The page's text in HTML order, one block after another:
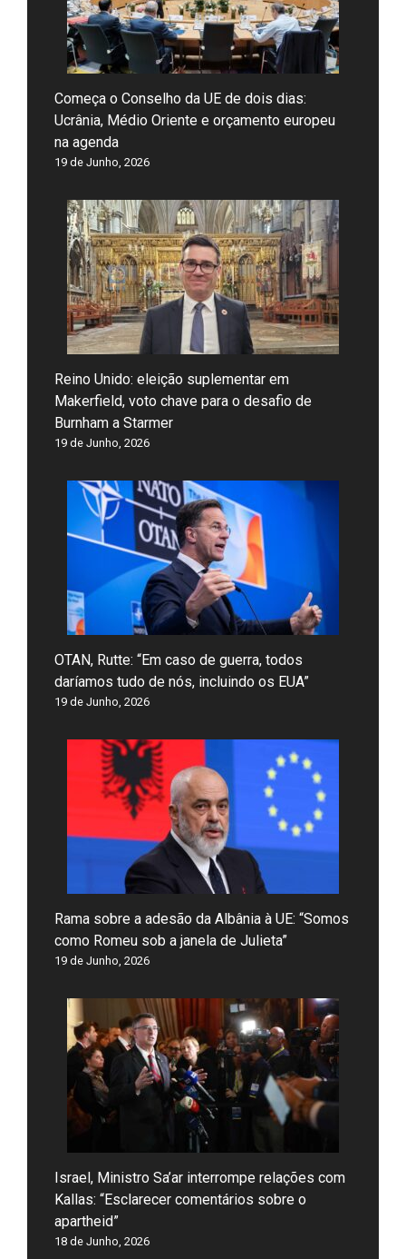
Começa o Conselho da UE de dois dias:
Ucrânia, Médio Oriente e orçamento europeu
na agenda
19 de Junho, 2026
Reino Unido: eleição suplementar em
Makerfield, voto chave para o desafio de
Burnham a Starmer
19 de Junho, 2026
OTAN, Rutte: “Em caso de guerra, todos
daríamos tudo de nós, incluindo os EUA”
19 de Junho, 2026
Rama sobre a adesão da Albânia à UE: “Somos
como Romeu sob a janela de Julieta”
19 de Junho, 2026
Israel, Ministro Sa’ar interrompe relações com
Kallas: “Esclarecer comentários sobre o
apartheid”
18 de Junho, 2026